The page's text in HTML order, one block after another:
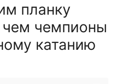
планку
чем чемпионы
катанию